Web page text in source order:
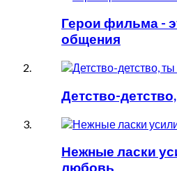
Герои фильма -
общения
Детство-
Нежные ласки
любовь